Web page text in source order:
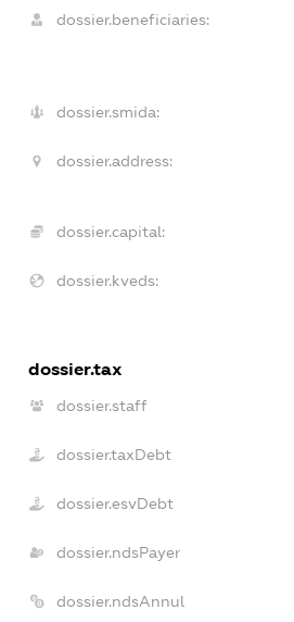
dossier.beneficiaries:
dossier.smida:
dossier.address:
dossier.capital:
dossier.kveds:
dossier.tax
dossier.staff
dossier.taxDebt
dossier.esvDebt
dossier.ndsPayer
dossier.ndsAnnul